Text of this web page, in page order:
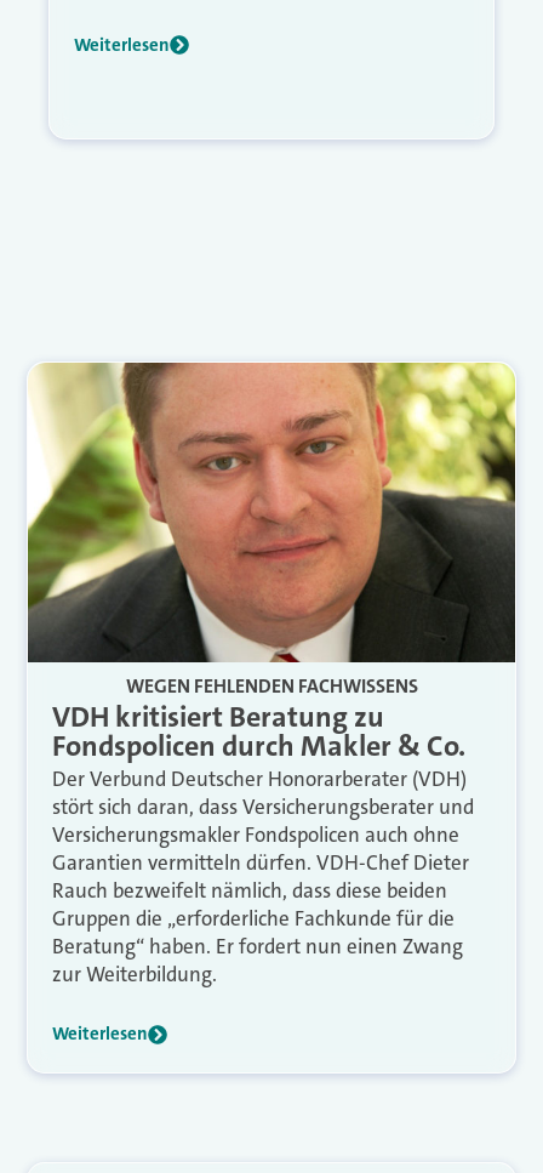
Weiterlesen
WEGEN FEHLENDEN FACHWISSENS
VDH kritisiert Beratung zu
Fondspolicen durch Makler & Co.
Der Verbund Deutscher Honorarberater (VDH)
stört sich daran, dass Versicherungsberater und
Versicherungsmakler Fondspolicen auch ohne
Garantien vermitteln dürfen. VDH-Chef Dieter
Rauch bezweifelt nämlich, dass diese beiden
Gruppen die „erforderliche Fachkunde für die
Beratung“ haben. Er fordert nun einen Zwang
zur Weiterbildung.
Weiterlesen